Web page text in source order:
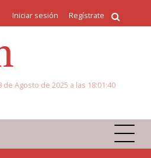
Iniciar sesión Regístrate
de Agosto de 2025 a las 18:01:40